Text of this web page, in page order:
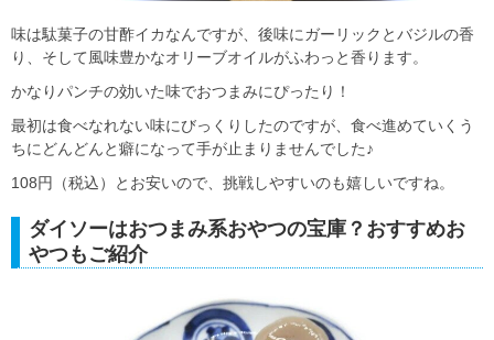
味は駄菓子の甘酢イカなんですが、後味にガーリックとバジルの香
り、そして風味豊かなオリーブオイルがふわっと香ります。
かなりパンチの効いた味でおつまみにぴったり！
最初は食べなれない味にびっくりしたのですが、食べ進めていくう
ちにどんどんと癖になって手が止まりませんでした♪
108円（税込）とお安いので、挑戦しやすいのも嬉しいですね。
ダイソーはおつまみ系おやつの宝庫？おすすめお
やつもご紹介